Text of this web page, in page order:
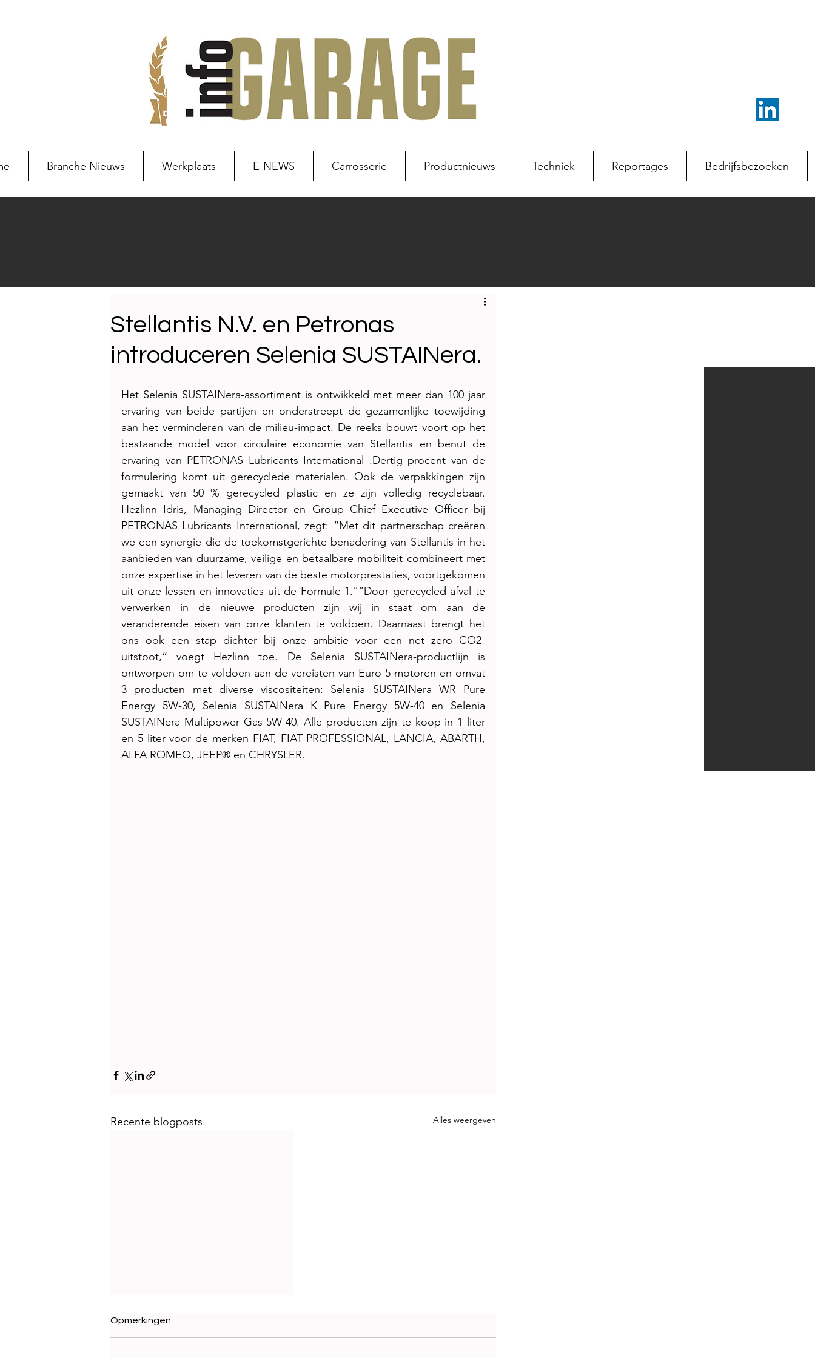
Branche Nieuws Werkplaats E-NEWS Carrosserie Productnieuws Techniek Reportages Bedrijfsbezoeken
Reportages
Stellantis N.V. en Petronas
introduceren Selenia SUSTAINera.
Het Selenia SUSTAINera-assortiment is ontwikkeld met meer dan 100 jaar
ervaring van beide partijen en onderstreept de gezamenlijke toewijding
aan het verminderen van de milieu-impact. De reeks bouwt voort op het
bestaande model voor circulaire economie van Stellantis en benut de
ervaring van PETRONAS Lubricants International .Dertig procent van de
formulering komt uit gerecyclede materialen. Ook de verpakkingen zijn
gemaakt van 50 % gerecycled plastic en ze zijn volledig recyclebaar.
Hezlinn Idris, Managing Director en Group Chief Executive Officer bij
PETRONAS Lubricants International, zegt: “Met dit partnerschap creëren
we een synergie die de toekomstgerichte benadering van Stellantis in het
aanbieden van duurzame, veilige en betaalbare mobiliteit combineert met
onze expertise in het leveren van de beste motorprestaties, voortgekomen
uit onze lessen en innovaties uit de Formule 1.”“Door gerecycled afval te
verwerken in de nieuwe producten zijn wij in staat om aan de
veranderende eisen van onze klanten te voldoen. Daarnaast brengt het
ons ook een stap dichter bij onze ambitie voor een net zero CO2-
uitstoot,” voegt Hezlinn toe. De Selenia SUSTAINera-productlijn is
ontworpen om te voldoen aan de vereisten van Euro 5-motoren en omvat
3 producten met diverse viscositeiten: Selenia SUSTAINera WR Pure
Energy 5W-30, Selenia SUSTAINera K Pure Energy 5W-40 en Selenia
SUSTAINera Multipower Gas 5W-40. Alle producten zijn te koop in 1 liter
en 5 liter voor de merken FIAT, FIAT PROFESSIONAL, LANCIA, ABARTH,
ALFA ROMEO, JEEP® en CHRYSLER.
Recente blogposts Alles weergeven
Opmerkingen